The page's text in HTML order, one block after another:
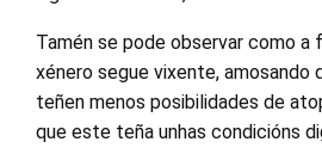
Tamén se pode observar como a
xénero segue vixente, amosando
teñen menos posibilidades de
que este teña unhas condicións